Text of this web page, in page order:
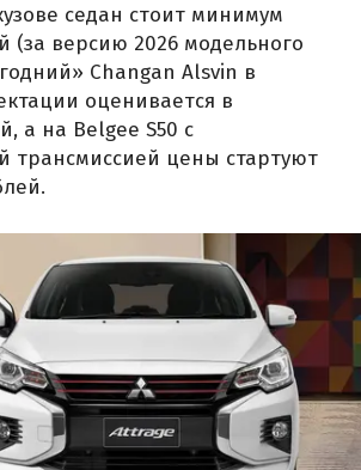
седан стоит минимум
(за версию 2026 модельного
Changan Alsvin в
оценивается в
а на Belgee S50 с
трансмиссией цены стартуют